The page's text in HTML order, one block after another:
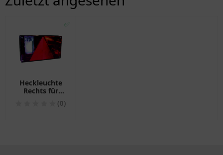
✅
Heckleuchte
Rechts für
Anhänger mit
Kennzeichenleuchte
(0)